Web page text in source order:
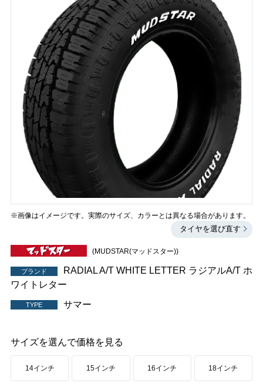
※画像はイメージです。実際のサイズ、カラーとは異なる場合があります。
タイヤを選び直す
(MUDSTAR(マッドスター))
ブランド
RADIAL A/T WHITE LETTER ラジアルA/T ホ
ワイトレター
TYPE サマー
サイズを選んで価格を見る
14インチ 15インチ 16インチ 18インチ